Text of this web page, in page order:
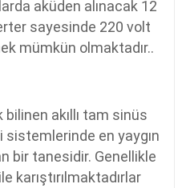
aküden alınacak 12
sayesinde 220 volt
mümkün olmaktadır..
bilinen akıllı tam sinüs
sistemlerinde en yaygın
bir tanesidir. Genellikle
karıştırılmaktadırlar